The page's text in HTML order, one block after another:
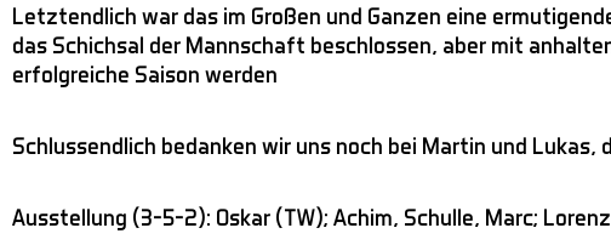
Letztendlich war das im Großen und Ganzen eine
das Schichsal der Mannschaft beschlossen, aber mit
erfolgreiche Saison werden
Schlussendlich bedanken wir uns noch bei Martin und
Ausstellung (3-5-2): Oskar (TW); Achim, Schulle, Marc;